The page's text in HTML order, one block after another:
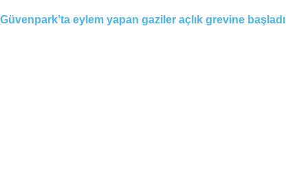
Güvenpark’ta eylem yapan gaziler açlık grevine başladı